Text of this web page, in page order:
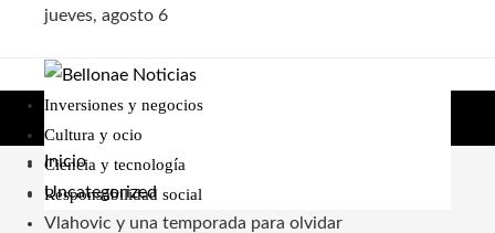
jueves, agosto 6
Inversiones y negocios
Cultura y ocio
Ciencia y tecnología
Responsabilidad social
Inicio
Uncategorized
Vlahovic y una temporada para olvidar